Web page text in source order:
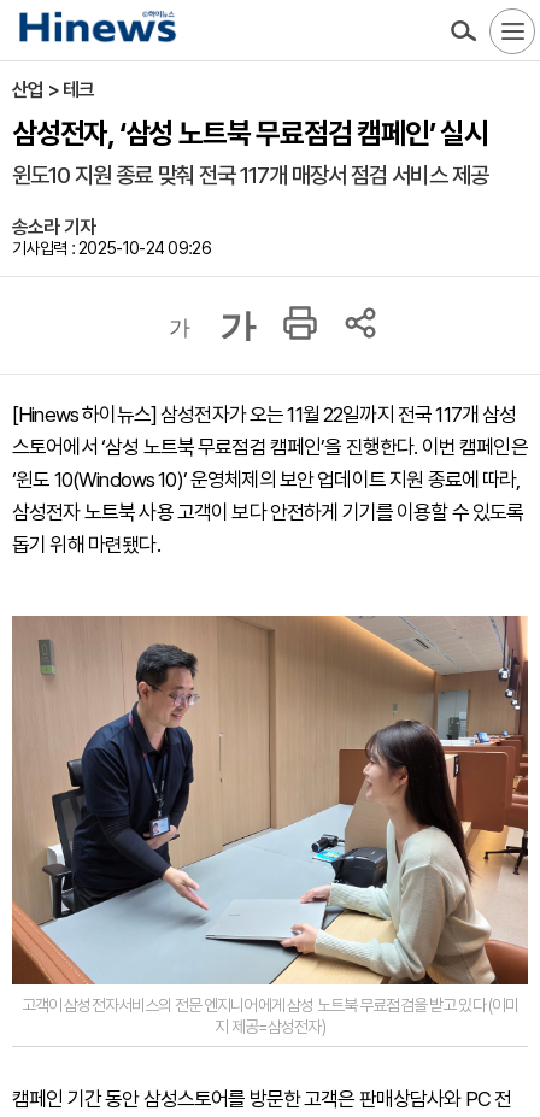
산업 > 테크
삼성전자, ‘삼성 노트북 무료점검 캠페인’ 실시
윈도10 지원 종료 맞춰 전국 117개 매장서 점검 서비스 제공
송소라 기자
기사입력 : 2025-10-24 09:26
가 가
[Hinews 하이뉴스] 삼성전자가 오는 11월 22일까지 전국 117개 삼성
스토어에서 ‘삼성 노트북 무료점검 캠페인’을 진행한다. 이번 캠페인은
‘윈도 10(Windows 10)’ 운영체제의 보안 업데이트 지원 종료에 따라,
삼성전자 노트북 사용 고객이 보다 안전하게 기기를 이용할 수 있도록
돕기 위해 마련됐다.
고객이 삼성전자서비스의 전문 엔지니어에게 삼성 노트북 무료점검을 받고 있다 (이미
지 제공=삼성전자)
캠페인 기간 동안 삼성스토어를 방문한 고객은 판매상담사와 PC 전